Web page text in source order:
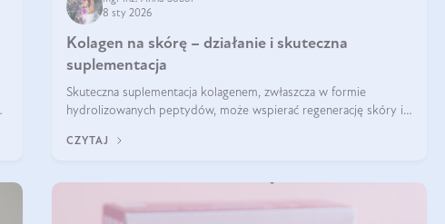
8 sty 2026
Kolagen na skórę – działanie i skuteczna
suplementacja
Skuteczna suplementacja kolagenem, zwłaszcza w formie
hydrolizowanych peptydów, może wspierać regenerację skóry i
regularnością stosowania.
CZYTAJ